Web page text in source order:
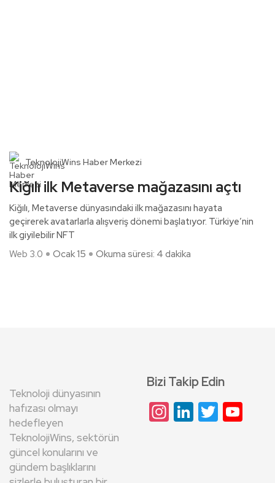
TeknolojiWins Haber Merkezi
Kiğılı ilk Metaverse mağazasını açtı
Kiğılı, Metaverse dünyasındaki ilk mağazasını hayata
geçirerek avatarlarla alışveriş dönemi başlatıyor. Türkiye’nin
ilk giyilebilir NFT
Web 3.0
Ocak 15 Okuma süresi: 4 dakika
Teknoloji dünyasının
hafızası olmayı
hedefleyen
TeknolojiWins, sektörün
güncel konularını ve
gündem başlıklarını
Bizi Takip Edin
Instagram
LinkedIn